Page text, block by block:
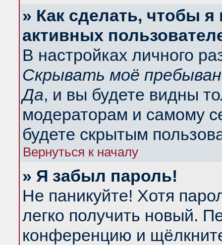
» Как сделать, чтобы
активных
В настройках личного
Скрывать моё
Да, и вы будете видны
модераторам и самому
будете скрытым
Вернуться к началу
» Я забыл пароль!
Не паникуйте! Хотя
легко получить новый.
конференцию и